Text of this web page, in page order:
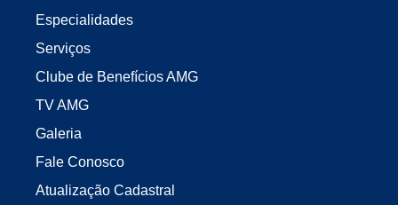
Especialidades
Serviços
Clube de Benefícios AMG
TV AMG
Galeria
Fale Conosco
Atualização Cadastral